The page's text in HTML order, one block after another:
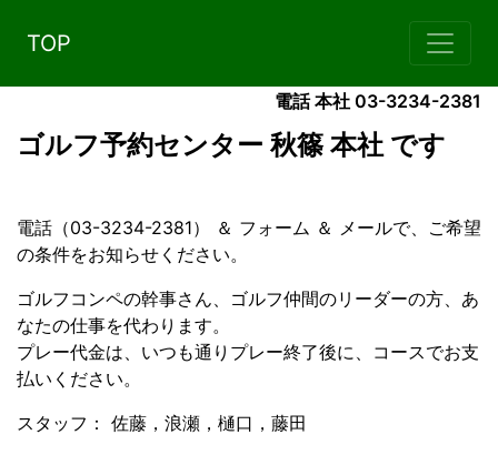
TOP
電話 本社 03-3234-2381
ゴルフ予約センター 秋篠 本社 です
電話（03-3234-2381） ＆ フォーム ＆ メールで、ご希望
の条件をお知らせください。
ゴルフコンペの幹事さん、ゴルフ仲間のリーダーの方、あ
なたの仕事を代わります。
プレー代金は、いつも通りプレー終了後に、コースでお支
払いください。
スタッフ： 佐藤，浪瀬，樋口，藤田